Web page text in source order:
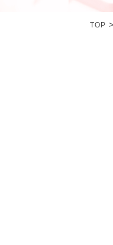
TOP